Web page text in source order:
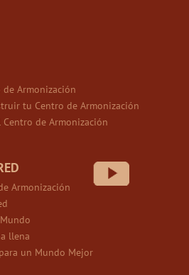
Armonización
tu Centro de Armonización
de Armonización
Armonización
llena
un Mundo Mejor